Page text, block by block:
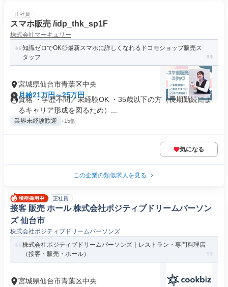
正社員
スマホ販売 /idp_thk_sp1F
株式会社マーキュリー
知識ゼロでOK◎最新スマホに詳しくなれるドコモショップ販売ス
タッフ
宮城県仙台市青葉区中央
月給21万円～25万円
資格 ・学歴不問／未経験OK ・35歳以下の方（長期勤続によ
るキャリア形成を図るため）...
業界未経験歓迎 +15個
気になる
この企業の類似求人を見る
正社員
接客 販売 ホール 株式会社ポジティブドリームパーソン
ズ 仙台市
株式会社ポジティブドリームパーソンズ
株式会社ポジティブドリームパーソンズ｜レストラン・専門料理店
（接客・販売・ホール）
宮城県仙台市青葉区中央